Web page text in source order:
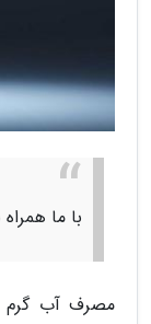
با ما
مصرف آب گرم